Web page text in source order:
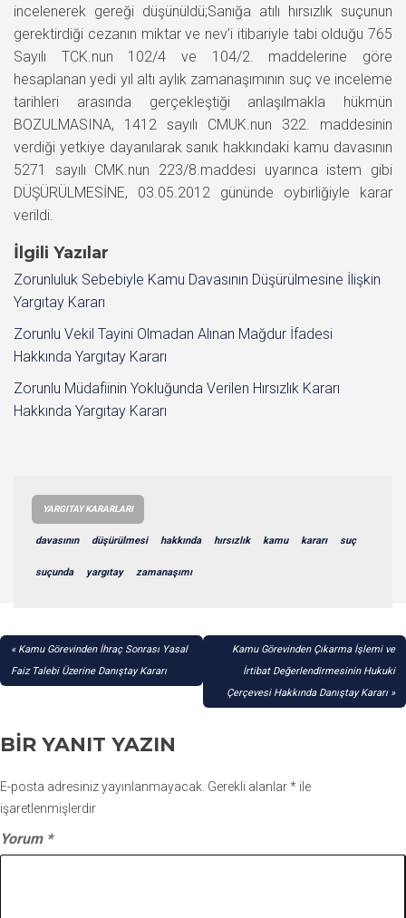
incelenerek gereği düşünüldü;Sanığa atılı hırsızlık suçunun
gerektirdiği cezanın miktar ve nev’i itibariyle tabi olduğu 765
Sayılı TCK.nun 102/4 ve 104/2. maddelerine göre
hesaplanan yedi yıl altı aylık zamanaşımının suç ve inceleme
tarihleri arasında gerçekleştiği anlaşılmakla hükmün
BOZULMASINA, 1412 sayılı CMUK.nun 322. maddesinin
verdiği yetkiye dayanılarak sanık hakkındaki kamu davasının
5271 sayılı CMK.nun 223/8.maddesi uyarınca istem gibi
DÜŞÜRÜLMESİNE, 03.05.2012 gününde oybirliğiyle karar
verildi.
İlgili Yazılar
Zorunluluk Sebebiyle Kamu Davasının Düşürülmesine İlişkin
Yargıtay Kararı
Zorunlu Vekil Tayini Olmadan Alınan Mağdur İfadesi
Hakkında Yargıtay Kararı
Zorunlu Müdafiinin Yokluğunda Verilen Hırsızlık Kararı
Hakkında Yargıtay Kararı
YARGITAY KARARLARI
davasının düşürülmesi hakkında hırsızlık kamu kararı suç
suçunda yargıtay zamanaşımı
YAZI
GEZINMESI
Kamu Görevinden İhraç Sonrası Yasal
Faiz Talebi Üzerine Danıştay Kararı
Kamu Görevinden Çıkarma İşlemi ve
İrtibat Değerlendirmesinin Hukuki
Çerçevesi Hakkında Danıştay Kararı
BIR YANIT YAZIN
E-posta adresiniz yayınlanmayacak. Gerekli alanlar* ile
işaretlenmişlerdir
Yorum *